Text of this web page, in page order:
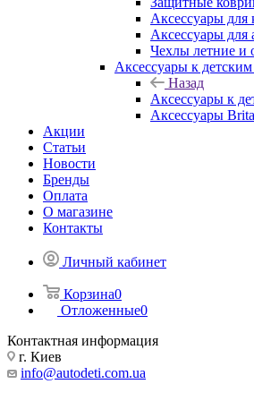
Аксессуары для
Аксессуары для
Чехлы летние и
Аксессуары к
Назад
Аксессуары к
Аксессуары
Акции
Статьи
Новости
Бренды
Оплата
О магазине
Контакты
Личный кабинет
Корзина0
Отложенные0
Контактная информация
г. Киев
info@autodeti.com.ua